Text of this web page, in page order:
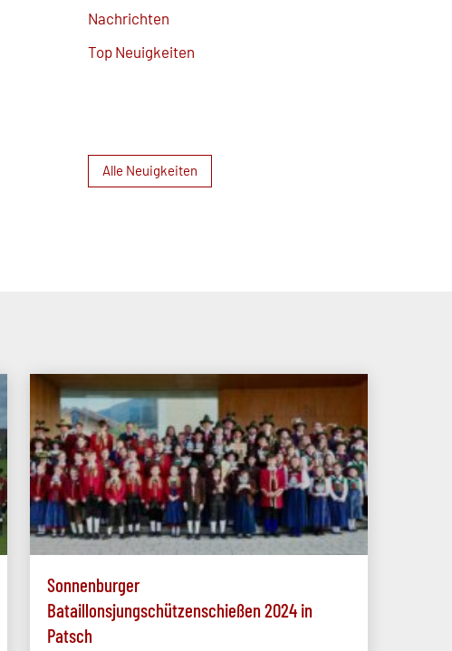
Nachrichten
Top Neuigkeiten
Alle Neuigkeiten
Sonnenburger
Bataillonsjungschützenschießen 2024 in
Patsch